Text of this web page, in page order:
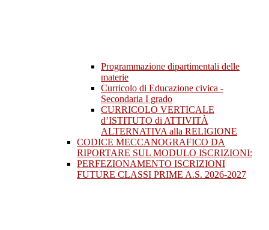
Programmazione dipartimentali delle
materie
Curricolo di Educazione civica -
Secondaria I grado
CURRICOLO VERTICALE
d’ISTITUTO di ATTIVITÀ
ALTERNATIVA alla RELIGIONE
CODICE MECCANOGRAFICO DA
RIPORTARE SUL MODULO ISCRIZIONI:
PERFEZIONAMENTO ISCRIZIONI
FUTURE CLASSI PRIME A.S. 2026-2027